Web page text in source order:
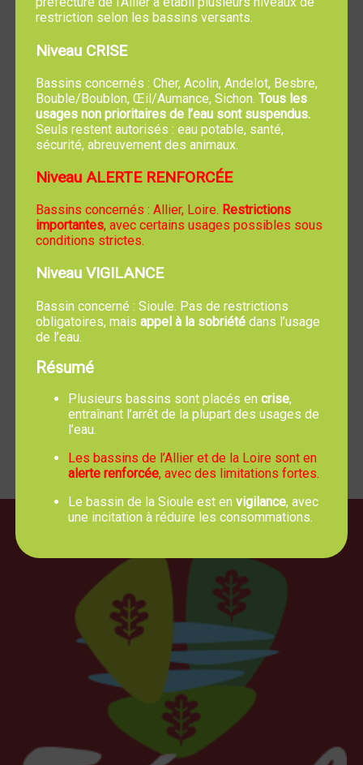
maternelles.
Cet établissement peut recevoir simultanément 10
d'accueillir un onzième enfant sur de courtes plages
horaires. L'encadrement des enfants est assuré par
quatre professionnelles de la petite enfance.
L'éducatrice de jeunes enfants assure le poste de
MOULINS, situé dans les locaux de l'IME CLAIREJOIE
de TREVOL. Tous les jours les enfants bénéficient d'un
repas adapté à leur âge, d'après les menus variés
supervisés par des diététiciens-nutritionnistes.
Les tarifs appliqués aux familles pour leur participation
financière sont ceux des barèmes déterminés par la
CNAF concernant les enfants de 0 à 4 ans.
restriction selon les bassins versants.
Niveau CRISE
Bassins concernés : Cher, Acolin, Andelot, Besbre,
Bouble/Boublon, Œil/Aumance, Sichon. Tous les
usages non prioritaires de l’eau sont suspendus.
Seuls restent autorisés : eau potable, santé,
sécurité, abreuvement des animaux.
Niveau ALERTE RENFORCÉE
Bassins concernés : Allier, Loire. Restrictions
importantes, avec certains usages possibles sous
conditions strictes.
Niveau VIGILANCE
Bassin concerné : Sioule. Pas de restrictions
obligatoires, mais appel à la sobriétédans l’usage
de l’eau.
Résumé
Plusieurs bassins sont placés en crise,
entraînant l’arrêt de la plupart des usages de
l’eau.
Les bassins de l’Allier et de la Loire sont en
alerte renforcée, avec des limitations fortes.
Le bassin de la Sioule est en vigilance, avec
une incitation à réduire les consommations.